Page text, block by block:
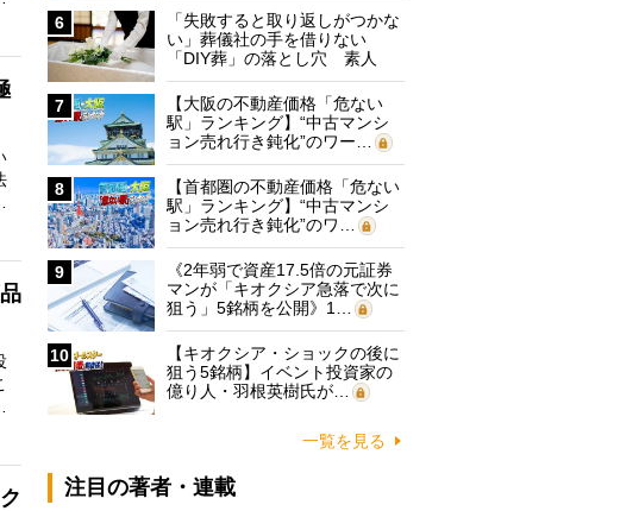
6
「失敗すると取り返しがつかな
い」葬儀社の手を借りない
「DIY葬」の落とし穴 素人
に…
7
【大阪の不動産価格「危ない
駅」ランキング】“中古マンシ
ョン売れ行き鈍化”のワー…
8
【首都圏の不動産価格「危ない
駅」ランキング】“中古マンシ
ョン売れ行き鈍化”のワ…
9
《2年弱で資産17.5倍の元証券
マンが「キオクシア急落で次に
狙う」5銘柄を公開》1…
10
【キオクシア・ショックの後に
狙う5銘柄】イベント投資家の
億り人・羽根英樹氏が…
一覧を見る
注目の著者・連載